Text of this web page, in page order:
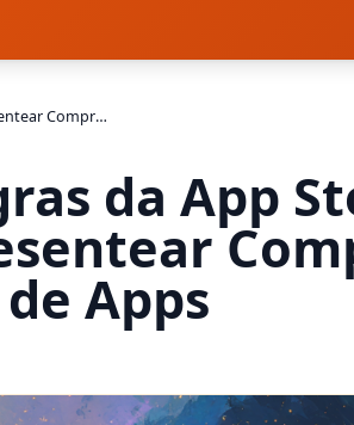
Apple Muda Regras da App Store para Permitir Presentear Compras Dentro de Apps
da App
Apps